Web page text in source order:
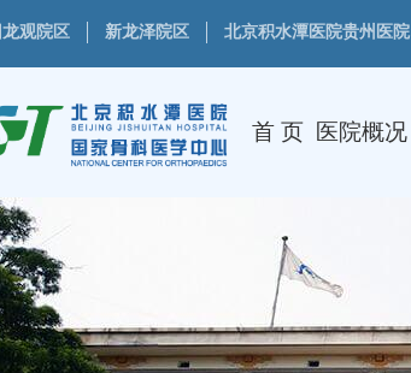
龙观院区 新龙泽院区 北京积水潭医院贵州医院
首 页 医院概况